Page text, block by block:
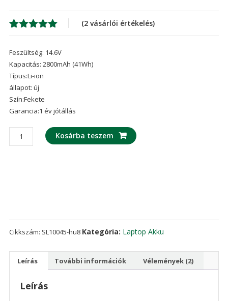
Értékelés
ből,
2
értékelés
alapján
(2 vásárlói értékelés)
Feszültség: 14.6V
Kapacitás: 2800mAh (41Wh)
Típus:Li-ion
állapot: új
Szín:Fekete
Garancia:1 év jótállás
laptop
akku/akkumulátor
Kosárba teszem
Cikkszám: SL10045-hu8 Kategória: Laptop Akku
Leírás További információk Vélemények (2)
Leírás